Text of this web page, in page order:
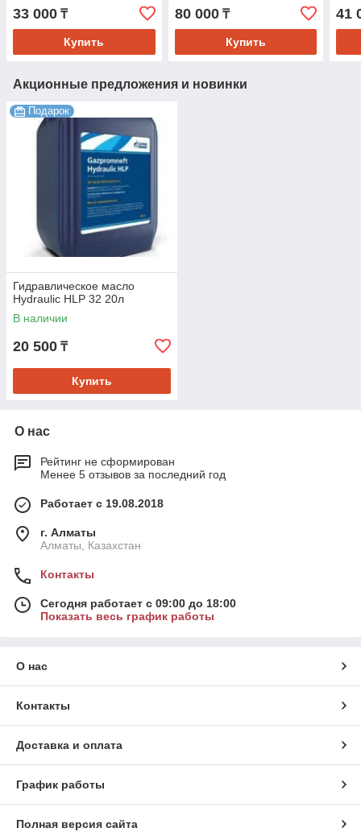
33 000 ₸
Купить
80 000₸
Купить
41
Акционные предложения и новинки
Подарок
Гидравлическое масло
Hydraulic HLP 32 20л
В наличии
20 500 ₸
Купить
О нас
Рейтинг не сформирован
Менее 5 отзывов за последний год
Работает с 19.08.2018
г. Алматы
Алматы, Казахстан
Контакты
Сегодня работает с 09:00 до 18:00
Показать весь график работы
О нас
Контакты
Доставка и оплата
График работы
Полная версия сайта